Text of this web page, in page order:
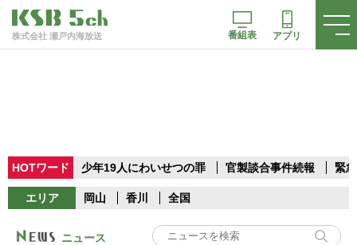
株式会社 瀬戸内海放送 番組表 アプリ
HOTワード 少年19人にわいせつの罪 官製談合事件続報 緊
エリア 岡山 香川 全国
ニュース